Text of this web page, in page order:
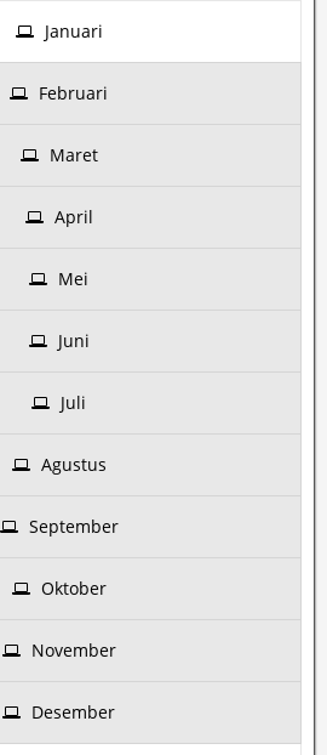
Januari
Februari
Maret
April
Mei
Juni
Juli
Agustus
September
Oktober
November
Desember